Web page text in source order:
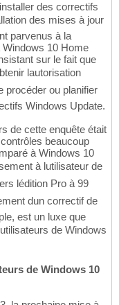
des correctifs
des mises à jour
parvenus à la
10 Home
sur le fait que
lautorisation
procéder ou planifier
Windows Update.
de cette enquête était
beaucoup
à Windows 10
à lutilisateur de
lédition Pro à 99
dun correctif de
est un luxe que
de Windows
de Windows 10